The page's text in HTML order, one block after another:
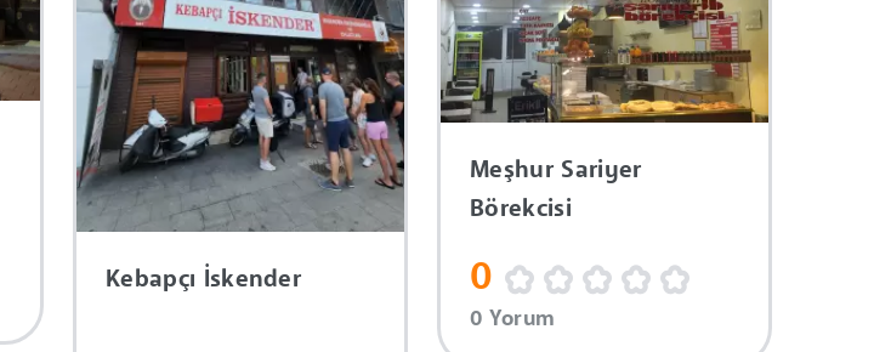
Kebapçı İskender
Meşhur Sariyer
Börekcisi
0
0 Yorum